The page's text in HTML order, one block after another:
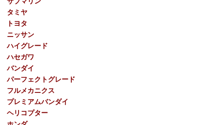
タミヤ
トヨタ
ニッサン
ハイグレード
ハセガワ
バンダイ
パーフェクトグレード
フルメカニクス
プレミアムバンダイ
ヘリコプター